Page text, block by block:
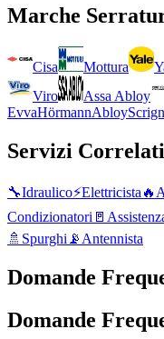
Marche
Cisa Mottura
Viro
Assa Abloy
EvvaHörmannAbloy
Servizi
🔧Idraulico⚡Elettricista 🔥
Condizionatori 🚪
🚿 Spurghi 📡 Antennista
Domande
Domande